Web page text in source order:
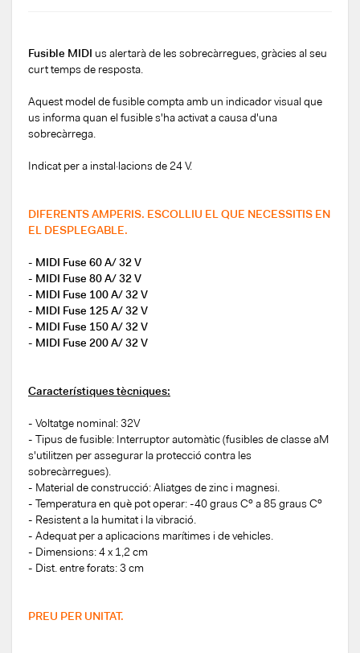
Fusible MIDI us alertarà de les sobrecàrregues, gràcies al seu
curt temps de resposta.
Aquest model de fusible compta amb un indicador visual que
us informa quan el fusible s'ha activat a causa d'una
sobrecàrrega.
Indicat per a instal·lacions de 24 V.
DIFERENTS AMPERIS. ESCOLLIU EL QUE NECESSITIS EN
EL DESPLEGABLE.
- MIDI Fuse 60 A/ 32 V
- MIDI Fuse 80 A/ 32 V
- MIDI Fuse 100 A/ 32 V
- MIDI Fuse 125 A/ 32 V
- MIDI Fuse 150 A/ 32 V
- MIDI Fuse 200 A/ 32 V
Característiques tècniques:
- Voltatge nominal: 32V
- Tipus de fusible: Interruptor automàtic (fusibles de classe aM
s'utilitzen per assegurar la protecció contra les
sobrecàrregues).
- Material de construcció: Aliatges de zinc i magnesi.
- Temperatura en què pot operar: -40 graus Cº a 85 graus Cº
- Resistent a la humitat i la vibració.
- Adequat per a aplicacions marítimes i de vehicles.
- Dimensions: 4 x 1,2 cm
- Dist. entre forats: 3 cm
PREU PER UNITAT.